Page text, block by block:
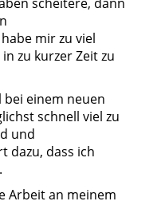
mir zu viel
zu kurzer Zeit zu
bei einem neuen
schnell viel zu
und
dazu, dass ich
Arbeit an meinem